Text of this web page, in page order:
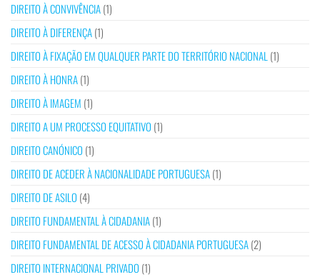
DIREITO À CONVIVÊNCIA(1)
DIREITO À DIFERENÇA(1)
DIREITO À FIXAÇÃO EM QUALQUER PARTE DO TERRITÓRIO NACIONAL (1)
DIREITO À HONRA(1)
DIREITO À IMAGEM (1)
DIREITO A UM PROCESSO EQUITATIVO (1)
DIREITO CANÓNICO (1)
DIREITO DE ACEDER À NACIONALIDADE PORTUGUESA(1)
DIREITO DE ASILO (4)
DIREITO FUNDAMENTAL À CIDADANIA(1)
DIREITO FUNDAMENTAL DE ACESSO À CIDADANIA PORTUGUESA(2)
DIREITO INTERNACIONAL PRIVADO (1)